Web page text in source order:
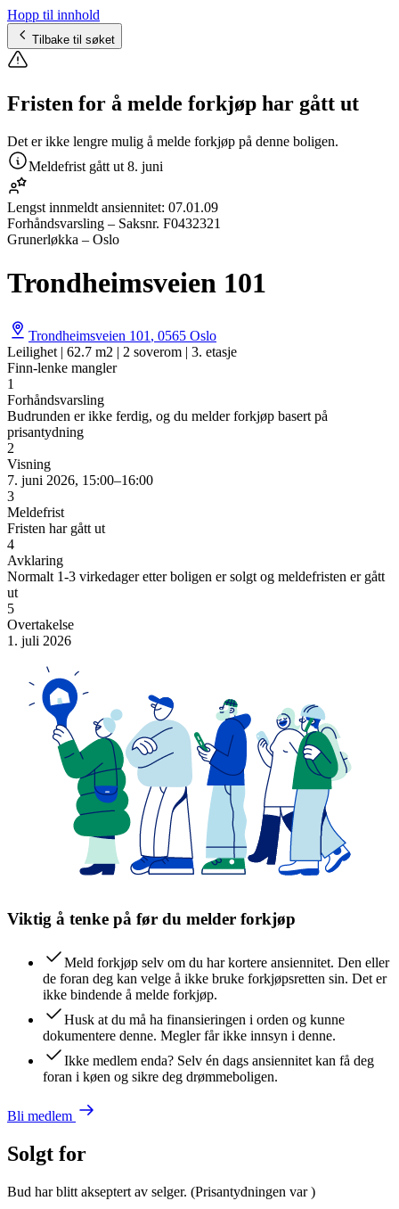
Hopp til innhold
Tilbake til søket
Fristen for å melde forkjøp har gått ut
Det er ikke lengre mulig å melde forkjøp på denne boligen.
Meldefrist gått ut 8. juni
Lengst innmeldt ansiennitet: 07.01.09
Forhåndsvarsling – Saksnr. F0432321
Grunerløkka – Oslo
Trondheimsveien 101
Trondheimsveien 101 , 0565 Oslo
Leilighet | 62.7 m2 | 2 soverom | 3. etasje
Finn-lenke mangler
1
Forhåndsvarsling
Budrunden er ikke ferdig, og du melder forkjøp basert på
prisantydning
2
Visning
7. juni 2026, 15:00–16:00
3
Meldefrist
Fristen har gått ut
4
Avklaring
Normalt 1-3 virkedager etter boligen er solgt og meldefristen er gått
ut
5
Overtakelse
1. juli 2026
Viktig å tenke på før du melder forkjøp
Meld forkjøp selv om du har kortere ansiennitet. Den eller
de foran deg kan velge å ikke bruke forkjøpsretten sin. Det er
ikke bindende å melde forkjøp.
Husk at du må ha finansieringen i orden og kunne
dokumentere denne. Megler får ikke innsyn i denne.
Ikke medlem enda? Selv én dags ansiennitet kan få deg
foran i køen og sikre deg drømmeboligen.
Bli medlem
Solgt for
Bud har blitt akseptert av selger. (Prisantydningen var)